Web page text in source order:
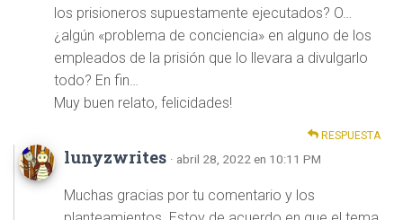
los prisioneros supuestamente ejecutados? O…
¿algún «problema de conciencia» en alguno de los
empleados de la prisión que lo llevara a divulgarlo
todo? En fin…
Muy buen relato, felicidades!
RESPUESTA
lunyzwrites · abril 28, 2022 en 10:11 PM
Muchas gracias por tu comentario y los